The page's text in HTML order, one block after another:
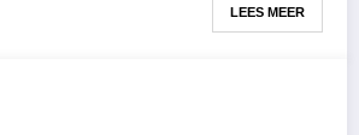
LEES MEER